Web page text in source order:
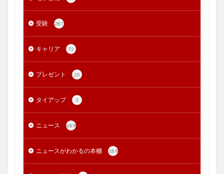
受験 287
キャリア 72
プレゼント 20
タイアップ 5
ニュース 689
ニュースがわかるの本棚 189